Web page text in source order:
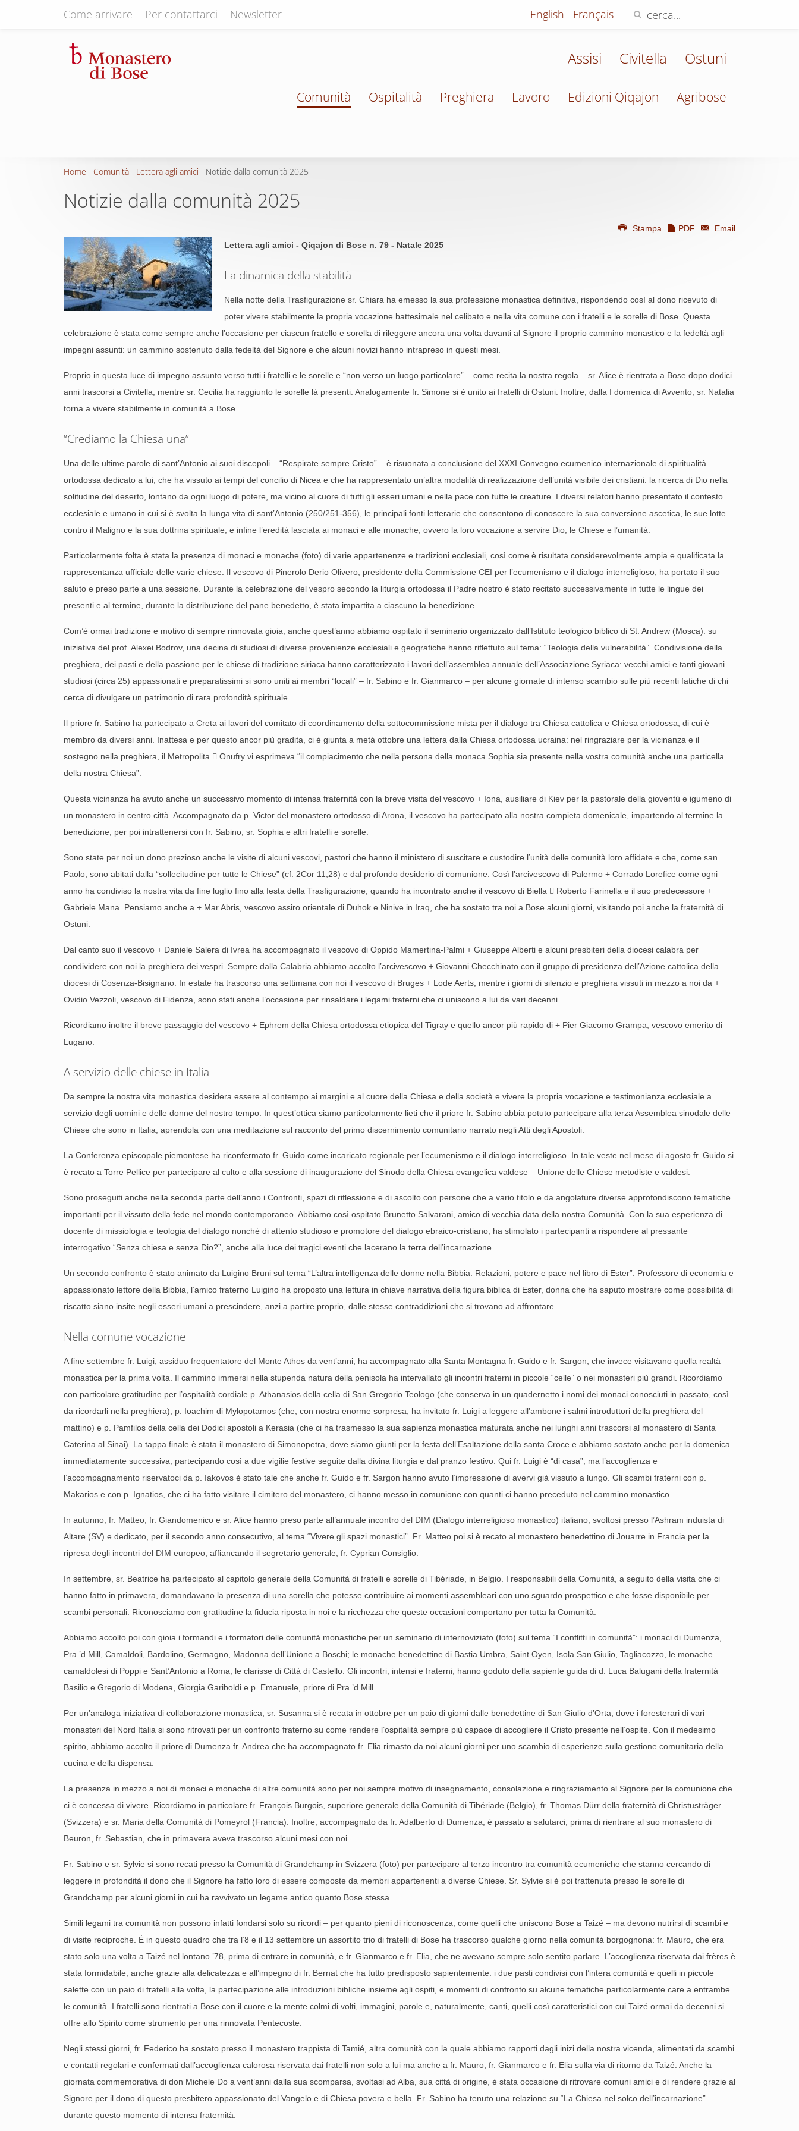
Come arrivare Per contattarci Newsletter English Français
Assisi Civitella Ostuni
Comunità Ospitalità Preghiera Lavoro Edizioni Qiqajon Agribose
Home Comunità Lettera agli amici Notizie dalla comunità 2025
Notizie dalla comunità 2025
Stampa PDF
Email
Lettera agli amici - Qiqajon di Bose n. 79 - Natale 2025
La dinamica della stabilità
Nella notte della Trasfigurazione sr. Chiara ha emesso la sua professione monastica definitiva, rispondendo così al dono ricevuto di
poter vivere stabilmente la propria vocazione battesimale nel celibato e nella vita comune con i fratelli e le sorelle di Bose. Questa
celebrazione è stata come sempre anche l’occasione per ciascun fratello e sorella di rileggere ancora una volta davanti al Signore il proprio cammino monastico e la fedeltà agli
impegni assunti: un cammino sostenuto dalla fedeltà del Signore e che alcuni novizi hanno intrapreso in questi mesi.
Proprio in questa luce di impegno assunto verso tutti i fratelli e le sorelle e “non verso un luogo particolare” – come recita la nostra regola – sr. Alice è rientrata a Bose dopo dodici
anni trascorsi a Civitella, mentre sr. Cecilia ha raggiunto le sorelle là presenti. Analogamente fr. Simone si è unito ai fratelli di Ostuni. Inoltre, dalla I domenica di Avvento, sr. Natalia
torna a vivere stabilmente in comunità a Bose.
“Crediamo la Chiesa una”
Una delle ultime parole di sant’Antonio ai suoi discepoli – “Respirate sempre Cristo” – è risuonata a conclusione del XXXI Convegno ecumenico internazionale di spiritualità
ortodossa dedicato a lui, che ha vissuto ai tempi del concilio di Nicea e che ha rappresentato un’altra modalità di realizzazione dell’unità visibile dei cristiani: la ricerca di Dio nella
solitudine del deserto, lontano da ogni luogo di potere, ma vicino al cuore di tutti gli esseri umani e nella pace con tutte le creature. I diversi relatori hanno presentato il contesto
ecclesiale e umano in cui si è svolta la lunga vita di sant’Antonio (250/251‐356), le principali fonti letterarie che consentono di conoscere la sua conversione ascetica, le sue lotte
contro il Maligno e la sua dottrina spirituale, e infine l’eredità lasciata ai monaci e alle monache, ovvero la loro vocazione a servire Dio, le Chiese e l’umanità.
Particolarmente folta è stata la presenza di monaci e monache (foto) di varie appartenenze e tradizioni ecclesiali, così come è risultata considerevolmente ampia e qualificata la
rappresentanza ufficiale delle varie chiese. Il vescovo di Pinerolo Derio Olivero, presidente della Commissione CEI per l’ecumenismo e il dialogo interreligioso, ha portato il suo
saluto e preso parte a una sessione. Durante la celebrazione del vespro secondo la liturgia ortodossa il Padre nostro è stato recitato successivamente in tutte le lingue dei
presenti e al termine, durante la distribuzione del pane benedetto, è stata impartita a ciascuno la benedizione.
Com’è ormai tradizione e motivo di sempre rinnovata gioia, anche quest’anno abbiamo ospitato il seminario organizzato dall’Istituto teologico biblico di St. Andrew (Mosca): su
iniziativa del prof. Alexei Bodrov, una decina di studiosi di diverse provenienze ecclesiali e geografiche hanno riflettuto sul tema: “Teologia della vulnerabilità”. Condivisione della
preghiera, dei pasti e della passione per le chiese di tradizione siriaca hanno caratterizzato i lavori dell’assemblea annuale dell’Associazione Syriaca: vecchi amici e tanti giovani
studiosi (circa 25) appassionati e preparatissimi si sono uniti ai membri “locali” – fr. Sabino e fr. Gianmarco – per alcune giornate di intenso scambio sulle più recenti fatiche di chi
cerca di divulgare un patrimonio di rara profondità spirituale.
Il priore fr. Sabino ha partecipato a Creta ai lavori del comitato di coordinamento della sottocommissione mista per il dialogo tra Chiesa cattolica e Chiesa ortodossa, di cui è
membro da diversi anni. Inattesa e per questo ancor più gradita, ci è giunta a metà ottobre una lettera dalla Chiesa ortodossa ucraina: nel ringraziare per la vicinanza e il
sostegno nella preghiera, il Metropolita  Onufry vi esprimeva “il compiacimento che nella persona della monaca Sophia sia presente nella vostra comunità anche una particella
della nostra Chiesa”.
Questa vicinanza ha avuto anche un successivo momento di intensa fraternità con la breve visita del vescovo + Iona, ausiliare di Kiev per la pastorale della gioventù e igumeno di
un monastero in centro città. Accompagnato da p. Victor del monastero ortodosso di Arona, il vescovo ha partecipato alla nostra compieta domenicale, impartendo al termine la
benedizione, per poi intrattenersi con fr. Sabino, sr. Sophia e altri fratelli e sorelle.
Sono state per noi un dono prezioso anche le visite di alcuni vescovi, pastori che hanno il ministero di suscitare e custodire l’unità delle comunità loro affidate e che, come san
Paolo, sono abitati dalla “sollecitudine per tutte le Chiese” (cf. 2Cor 11,28) e dal profondo desiderio di comunione. Così l’arcivescovo di Palermo + Corrado Lorefice come ogni
anno ha condiviso la nostra vita da fine luglio fino alla festa della Trasfigurazione, quando ha incontrato anche il vescovo di Biella  Roberto Farinella e il suo predecessore +
Gabriele Mana. Pen­siamo anche a + Mar Abris, vescovo assiro orientale di Duhok e Ninive in Iraq, che ha sostato tra noi a Bose alcuni giorni, visitando poi anche la fraternità di
Ostuni.
Dal canto suo il vescovo + Daniele Salera di Ivrea ha accompagnato il vescovo di Oppido Mamertina‐Palmi + Giuseppe Alberti e alcuni presbiteri della diocesi calabra per
condividere con noi la preghiera dei vespri. Sempre dalla Calabria abbiamo accolto l’arcivescovo + Giovanni Checchinato con il gruppo di presidenza dell’Azione cattolica della
diocesi di Cosenza‐Bisignano. In estate ha trascorso una settimana con noi il vescovo di Bruges + Lode Aerts, mentre i giorni di silenzio e preghiera vissuti in mezzo a noi da +
Ovidio Vezzoli, vescovo di Fidenza, sono stati anche l’occasione per rinsaldare i legami fraterni che ci uniscono a lui da vari decenni.
Ricordiamo inoltre il breve passaggio del vescovo + Ephrem della Chiesa ortodossa etio­pica del Tigray e quello ancor più rapido di + Pier Giacomo Grampa, vescovo emerito di
Lugano.
A servizio delle chiese in Italia
Da sempre la nostra vita monastica desidera essere al contempo ai margini e al cuore della Chiesa e della società e vivere la propria vocazione e testimonianza ecclesiale a
servizio degli uomini e delle donne del nostro tempo. In quest’ottica siamo particolarmente lieti che il priore fr. Sabino abbia potuto partecipare alla terza Assemblea sinodale delle
Chiese che sono in Italia, aprendola con una meditazione sul racconto del primo discernimento comunitario narrato negli Atti degli Apostoli.
La Conferenza episcopale piemontese ha riconfermato fr. Guido come incaricato regionale per l’ecumenismo e il dialogo interreligioso. In tale veste nel mese di agosto fr. Guido si
è recato a Torre Pellice per partecipare al culto e alla sessione di inaugurazione del Sinodo della Chiesa evangelica valdese – Unione delle Chiese metodiste e valdesi.
Sono proseguiti anche nella seconda parte dell’anno i Confronti, spazi di riflessione e di ascolto con persone che a vario titolo e da angolature diverse approfondiscono tematiche
importanti per il vissuto della fede nel mondo contemporaneo. Abbiamo così ospitato Brunetto Salvarani, amico di vecchia data della nostra Comunità. Con la sua esperienza di
docente di missiologia e teologia del dialogo nonché di attento studioso e promotore del dialogo ebraico-cristiano, ha stimolato i partecipanti a rispondere al pressante
interrogativo “Senza chiesa e senza Dio?”, anche alla luce dei tragici eventi che lacerano la terra dell’incarnazione.
Un secondo confronto è stato animato da Luigino Bruni sul tema “L’altra intelligenza delle donne nella Bibbia. Relazioni, potere e pace nel libro di Ester”. Professore di economia e
appassionato lettore della Bibbia, l’amico fraterno Luigino ha proposto una lettura in chiave narrativa della figura biblica di Ester, donna che ha saputo mostrare come possibilità di
riscatto siano insite negli esseri umani a prescindere, anzi a partire proprio, dalle stesse contraddizioni che si trovano ad affrontare.
Nella comune vocazione
A fine settembre fr. Luigi, assiduo frequentatore del Monte Athos da vent’anni, ha accompagnato alla Santa Montagna fr. Guido e fr. Sargon, che invece visitavano quella realtà
monastica per la prima volta. Il cammino immersi nella stupenda natura della penisola ha intervallato gli incontri fraterni in piccole “celle” o nei monasteri più grandi. Ricordiamo
con particolare gratitudine per l’ospitalità cordiale p. Athanasios della cella di San Gregorio Teologo (che conserva in un quadernetto i nomi dei monaci conosciuti in passato, così
da ricordarli nella preghiera), p. Ioachim di Mylopotamos (che, con nostra enorme sorpresa, ha invitato fr. Luigi a leggere all’ambone i salmi introduttori della preghiera del
mattino) e p. Pamfilos della cella dei Dodici apostoli a Kerasia (che ci ha trasmesso la sua sapienza monastica maturata anche nei lunghi anni trascorsi al monastero di Santa
Caterina al Sinai). La tappa finale è stata il monastero di Simonopetra, dove siamo giunti per la festa dell’Esaltazione della santa Croce e abbiamo sostato anche per la domenica
immediatamente successiva, partecipando così a due vigilie festive seguite dalla divina liturgia e dal pranzo festivo. Qui fr. Luigi è “di casa”, ma l’accoglienza e
l’accompagnamento riservatoci da p. Iakovos è stato tale che anche fr. Guido e fr. Sargon hanno avuto l’impressione di avervi già vissuto a lungo. Gli scambi fraterni con p.
Makarios e con p. Ignatios, che ci ha fatto visitare il cimitero del monastero, ci hanno messo in comunione con quanti ci hanno preceduto nel cammino monastico.
In autunno, fr. Matteo, fr. Giandomenico e sr. Alice hanno preso parte all’annuale incontro del DIM (Dialogo interreligioso monastico) italiano, svoltosi presso l’Ashram induista di
Altare (SV) e dedicato, per il secondo anno consecutivo, al tema “Vivere gli spazi monastici”. Fr. Matteo poi si è recato al monastero benedettino di Jouarre in Francia per la
ripresa degli incontri del DIM europeo, affiancando il segretario generale, fr. Cyprian Consiglio.
In settembre, sr. Beatrice ha partecipato al capitolo generale della Comunità di fratelli e sorelle di Tibériade, in Belgio. I responsabili della Comunità, a seguito della visita che ci
hanno fatto in primavera, domandavano la presenza di una sorella che potesse contribuire ai momenti assembleari con uno sguardo prospettico e che fosse disponibile per
scambi personali. Riconosciamo con gratitudine la fiducia riposta in noi e la ricchezza che queste occasioni comportano per tutta la Comunità.
Abbiamo accolto poi con gioia i formandi e i formatori delle comunità monastiche per un seminario di internoviziato (foto) sul tema “I conflitti in comunità”: i monaci di Dumenza,
Pra ’d Mill, Camaldoli, Bardolino, Germagno, Madonna dell’Unione a Boschi; le monache benedettine di Bastia Umbra, Saint Oyen, Isola San Giulio, Tagliacozzo, le monache
camaldolesi di Poppi e Sant’Antonio a Roma; le clarisse di Città di Castello. Gli incontri, intensi e fraterni, hanno goduto della sapiente guida di d. Luca Balugani della fraternità
Basilio e Gregorio di Modena, Giorgia Gariboldi e p. Emanuele, priore di Pra ’d Mill.
Per un’analoga iniziativa di collaborazione monastica, sr. Susanna si è recata in ottobre per un paio di giorni dalle benedettine di San Giulio d’Orta, dove i foresterari di vari
monasteri del Nord Italia si sono ritrovati per un confronto fraterno su come rendere l’ospitalità sempre più capace di accogliere il Cristo presente nell’ospite. Con il medesimo
spirito, abbiamo accolto il priore di Dumenza fr. Andrea che ha accompagnato fr. Elia rimasto da noi alcuni giorni per uno scambio di esperienze sulla gestione comunitaria della
cucina e della dispensa.
La presenza in mezzo a noi di monaci e monache di altre comunità sono per noi sempre motivo di insegnamento, consolazione e ringraziamento al Signore per la comunione che
ci è concessa di vivere. Ricordiamo in particolare fr. François Burgois, superiore generale della Comunità di Tibériade (Belgio), fr. Thomas Dürr della fraternità di Christusträger
(Svizzera) e sr. Maria della Comunità di Pomeyrol (Francia). Inoltre, accompagnato da fr. Adalberto di Dumenza, è passato a salutarci, prima di rientrare al suo monastero di
Beuron, fr. Sebastian, che in primavera aveva trascorso alcuni mesi con noi.
Fr. Sabino e sr. Sylvie si sono recati presso la Comunità di Grandchamp in Svizzera (foto) per partecipare al terzo incontro tra comunità ecumeniche che stanno cercando di
leggere in profondità il dono che il Signore ha fatto loro di essere composte da membri appartenenti a diverse Chiese. Sr. Sylvie si è poi trattenuta presso le sorelle di
Grandchamp per alcuni giorni in cui ha ravvivato un legame antico quanto Bose stessa.
Simili legami tra comunità non possono infatti fondarsi solo su ricordi – per quanto pieni di riconoscenza, come quelli che uniscono Bose a Taizé – ma devono nutrirsi di scambi e
di visite reciproche. È in questo quadro che tra l’8 e il 13 settembre un assortito trio di fratelli di Bose ha trascorso qualche giorno nella comunità borgognona: fr. Mauro, che era
stato solo una volta a Taizé nel lontano ’78, prima di entrare in comunità, e fr. Gianmarco e fr. Elia, che ne avevano sempre solo sentito parlare. L’accoglienza riservata dai frères è
stata formidabile, anche grazie alla delicatezza e all’impegno di fr. Bernat che ha tutto predisposto sapientemente: i due pasti condivisi con l’intera comunità e quelli in piccole
salette con un paio di fratelli alla volta, la partecipazione alle introduzioni bibliche insieme agli ospiti, e momenti di confronto su alcune tematiche particolarmente care a entrambe
le comunità. I fratelli sono rientrati a Bose con il cuore e la mente colmi di volti, immagini, parole e, naturalmente, canti, quelli così caratteristici con cui Taizé ormai da decenni si
offre allo Spirito come strumento per una rinnovata Pentecoste.
Negli stessi giorni, fr. Federico ha sostato presso il monastero trappista di Tamié, altra comunità con la quale abbiamo rapporti dagli inizi della nostra vicenda, alimentati da scambi
e contatti regolari e confermati dall’accoglienza calorosa riservata dai fratelli non solo a lui ma anche a fr. Mauro, fr. Gianmarco e fr. Elia sulla via di ritorno da Taizé. Anche la
giornata commemorativa di don Michele Do a vent’anni dalla sua scomparsa, svoltasi ad Alba, sua città di origine, è stata occasione di ritrovare comuni amici e di rendere grazie al
Signore per il dono di questo presbitero appassionato del Vangelo e di Chiesa povera e bella. Fr. Sabino ha tenuto una relazione su “La Chiesa nel solco dell’incarnazione”
durante questo momento di intensa fraternità.